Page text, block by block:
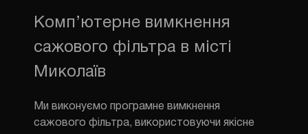
Комп’ютерне вимкнення
сажового фільтра в місті
Миколаїв
Ми виконуємо програмне вимкнення
сажового фільтра, використовуючи якісне